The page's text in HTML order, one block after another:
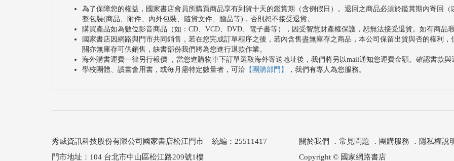
為了保障您的權益，國家書店會員所購買商品享有到貨十天的鑑賞期（含例假日）。退回之商品必須於鑑賞期內寄回
整包裝(商品、附件、內外包裝、隨貨文件、贈品等)，否則恕不接受退貨。
購買產品如為數位影音商品（如：CD、VCD、DVD、電子書等），因受智慧財產權保護，恕無法接受退貨。如有商品
國家書店因網路與門市共同銷售，若在您完成訂單程序之後，若內含售盡無庫存之商品，本公司保留出貨與否的權利
關亦無庫存可供銷售，缺書部份我們將為您進行退款作業。
海外購書運費一律另行報價 ，當您進購物車下訂單選取海外寄送地址後，我們將另以mail通知您運費金額。確認書款
學校團體、讀書會用書，或每月需特定數量者，可洽 【團購部門】 ，我們有專人為您服務。
秀威資訊科技股份有限公司國家書店松江門市 統編：25511417
門市地址：104 台北市中山區松江路209號1樓
關於我們 ． 常見問題 ． 團購服務 ． 隱私權說
Copyright © 國家網路書店